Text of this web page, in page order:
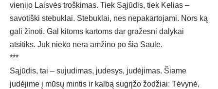
vienijo Laisvės troškimas. Tiek Sąjūdis, tiek Kelias –
savotiški stebuklai. Stebuklai, nes nepakartojami. Nors ką
gali žinoti. Gal kitoms kartoms dar gražesni dalykai
atsitiks. Juk nieko nėra amžino po šia Saule.
***
Sąjūdis, tai – sujudimas, judesys, judėjimas. Šiame
judėjime į mūsų mintis ir kalbą sugrįžo žodžiai: Tėvynė,